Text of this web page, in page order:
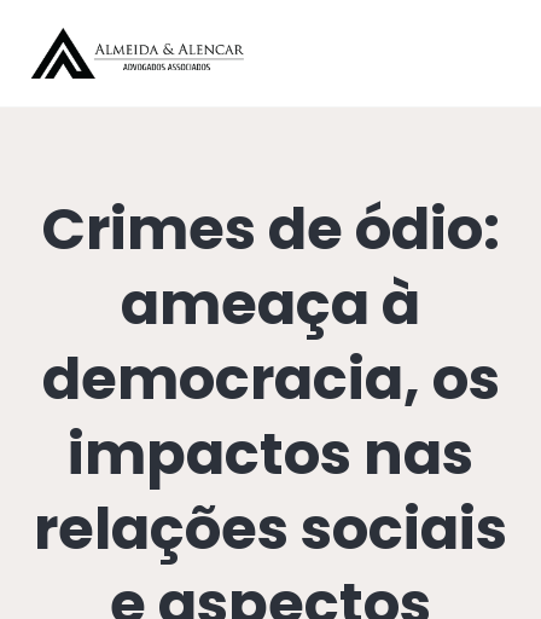
Crimes de ódio:
ameaça à
democracia, os
impactos nas
relações sociais